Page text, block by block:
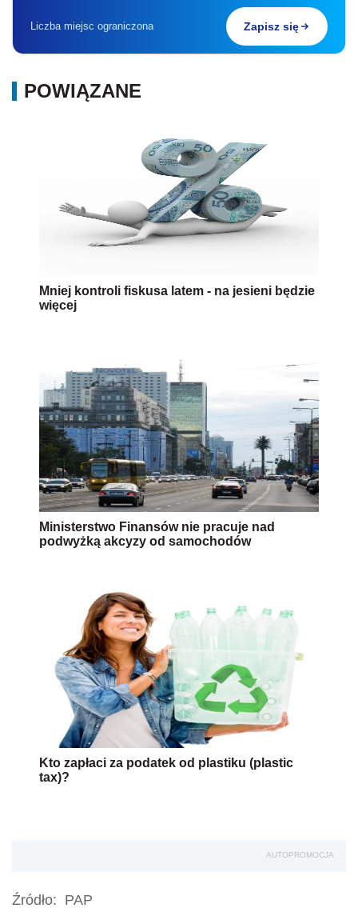
Liczba miejsc ograniczona Zapisz się
POWIĄZANE
Mniej kontroli fiskusa latem - na jesieni będzie
więcej
Ministerstwo Finansów nie pracuje nad
podwyżką akcyzy od samochodów
Kto zapłaci za podatek od plastiku (plastic
tax)?
AUTOPROMOCJA
Źródło: PAP